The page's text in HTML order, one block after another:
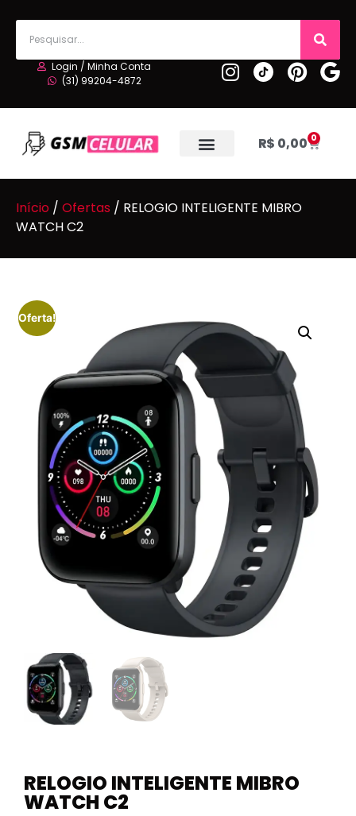
Login / Minha Conta
(31) 99204-4872
R$ 0,00 0
Início / Ofertas / RELOGIO INTELIGENTE MIBRO
WATCH C2
Oferta!
RELOGIO INTELIGENTE MIBRO
WATCH C2